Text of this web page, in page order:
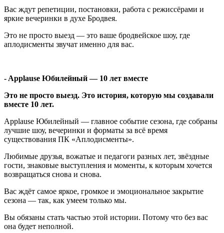
Вас ждут репетиции, постановки, работа с режиссёрами и
яркие вечеринки в духе Бродвея.
Это не просто выезд — это ваше бродвейское шоу, где
аплодисменты звучат именно для вас.
- Applause Юбилейный — 10 лет вместе
Это не просто выезд. Это история, которую мы создавали
вместе 10 лет.
Applause Юбилейный — главное событие сезона, где собраны
лучшие шоу, вечеринки и форматы за всё время
существования ПК «Аплодисменты».
Любимые друзья, вожатые и педагоги разных лет, звёздные
гости, знаковые выступления и моменты, к которым хочется
возвращаться снова и снова.
Вас ждёт самое яркое, громкое и эмоциональное закрытие
сезона — так, как умеем только мы.
Вы обязаны стать частью этой истории. Потому что без вас
она будет неполной.